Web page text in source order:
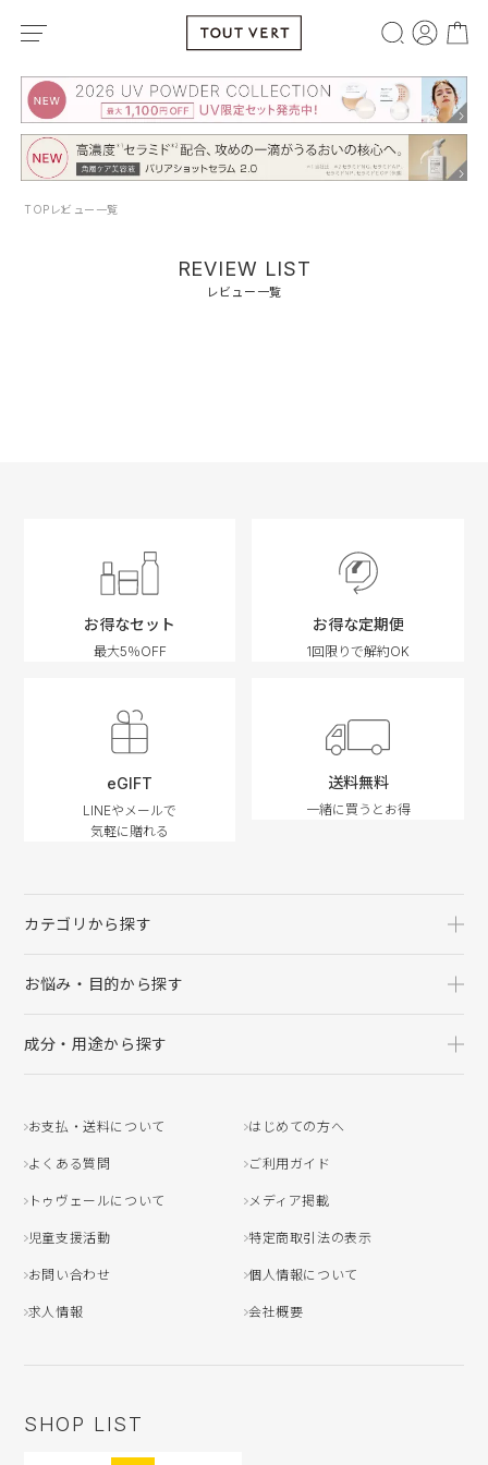
TOP レビュー一覧
REVIEW LIST
レビュー一覧
お得なセット
最大5％OFF
お得な定期便
1回限りで解約OK
eGIFT
LINEやメールで
気軽に贈れる
送料無料
一緒に買うとお得
カテゴリから探す
お悩み・目的から探す
成分・用途から探す
お支払・送料について はじめての方へ
よくある質問 ご利用ガイド
トゥヴェールについて メディア掲載
児童支援活動 特定商取引法の表示
お問い合わせ 個人情報について
求人情報 会社概要
SHOP LIST